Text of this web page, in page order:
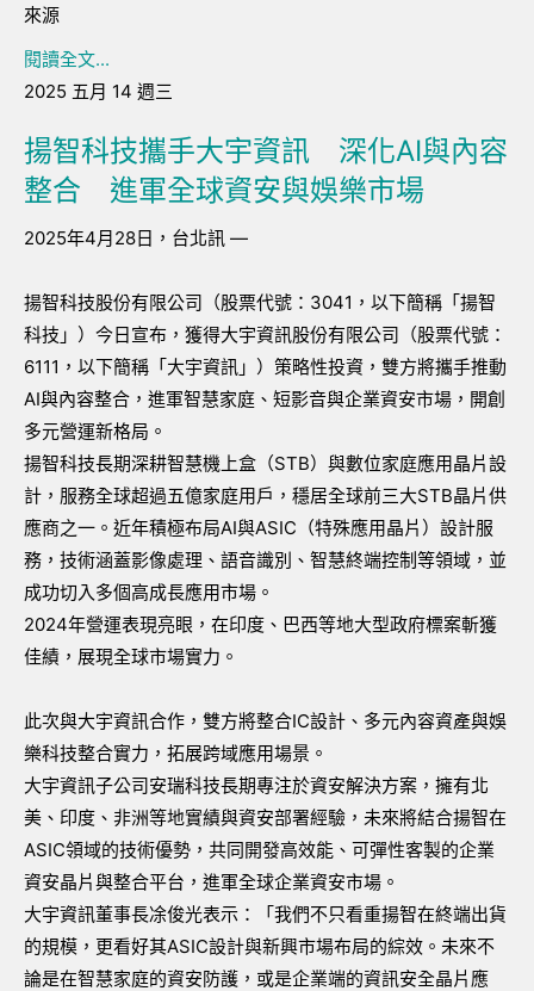
來源
閱讀全文...
2025 五月 14 週三
揚智科技攜手大宇資訊 深化AI與內容
整合 進軍全球資安與娛樂市場
2025年4月28日，台北訊 —
揚智科技股份有限公司（股票代號：3041，以下簡稱「揚智
科技」）今日宣布，獲得大宇資訊股份有限公司（股票代號：
6111，以下簡稱「大宇資訊」）策略性投資，雙方將攜手推動
AI與內容整合，進軍智慧家庭、短影音與企業資安市場，開創
多元營運新格局。
揚智科技長期深耕智慧機上盒（STB）與數位家庭應用晶片設
計，服務全球超過五億家庭用戶，穩居全球前三大STB晶片供
應商之一。近年積極布局AI與ASIC（特殊應用晶片）設計服
務，技術涵蓋影像處理、語音識別、智慧終端控制等領域，並
成功切入多個高成長應用市場。
2024年營運表現亮眼，在印度、巴西等地大型政府標案斬獲
佳績，展現全球市場實力。
此次與大宇資訊合作，雙方將整合IC設計、多元內容資產與娛
樂科技整合實力，拓展跨域應用場景。
大宇資訊子公司安瑞科技長期專注於資安解決方案，擁有北
美、印度、非洲等地實績與資安部署經驗，未來將結合揚智在
ASIC領域的技術優勢，共同開發高效能、可彈性客製的企業
資安晶片與整合平台，進軍全球企業資安市場。
大宇資訊董事長凃俊光表示：「我們不只看重揚智在終端出貨
的規模，更看好其ASIC設計與新興市場布局的綜效。未來不
論是在智慧家庭的資安防護，或是企業端的資訊安全晶片應